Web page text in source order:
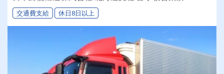
交通費支給 休日8日以上